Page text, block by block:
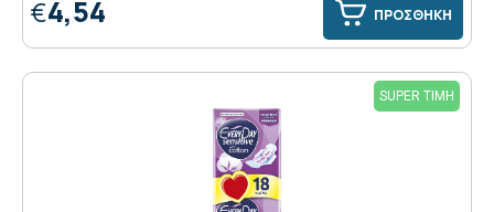
€4,54 ΠΡΟΣΘΗΚΗ
SUPER ΤΙΜΗ